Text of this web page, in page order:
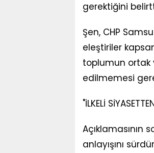
gerektiğini
Şen, CHP
eleştiriler
toplumun ortak
edilmemesi
"İLKELİ
anlayışını